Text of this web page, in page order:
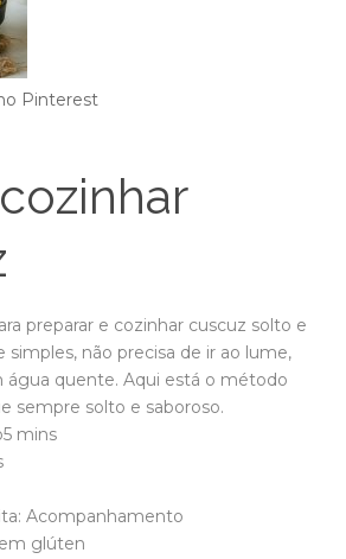
Pinterest
preparar e cozinhar cuscuz solto e
simples, não precisa de ir ao lume,
água quente. Aqui está o método
sempre solto e saboroso.
5minutes
mins
Acompanhamento
glúten